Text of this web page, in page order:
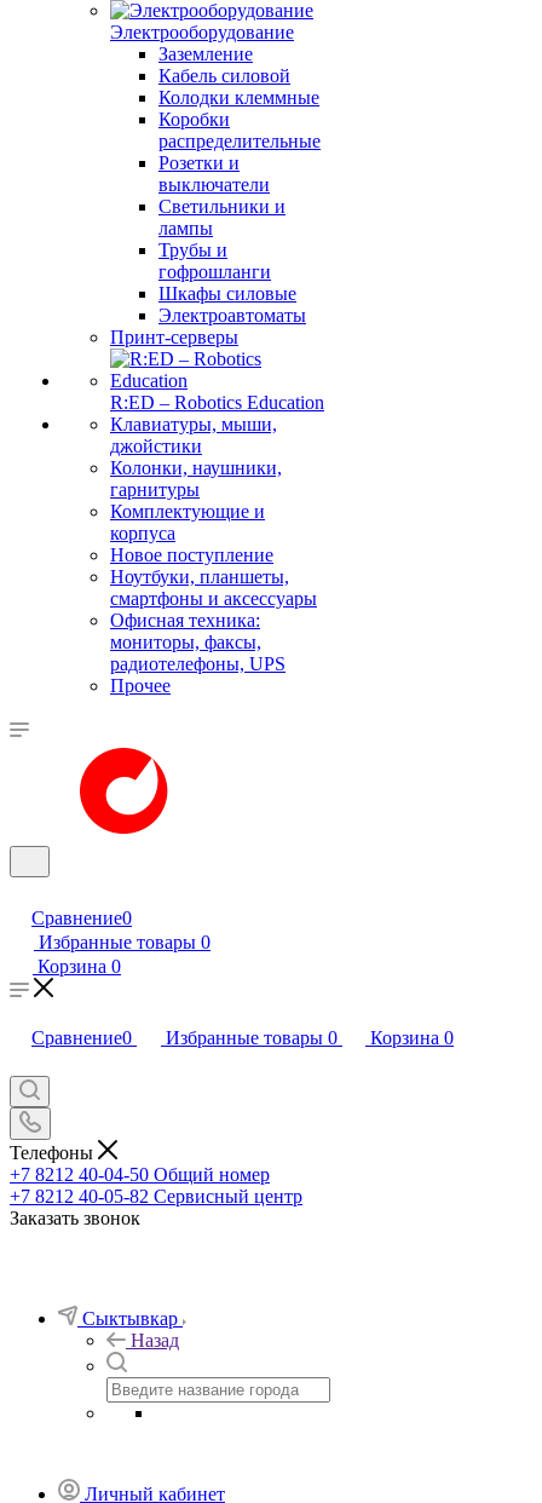
Электрооборудование
Заземление
Кабель силовой
Колодки клеммные
Коробки
распределительные
Розетки и
выключатели
Светильники и
лампы
Трубы и
гофрошланги
Шкафы силовые
Электроавтоматы
Принт-серверы
R:ED – Robotics Education
Клавиатуры, мыши,
джойстики
Колонки, наушники,
гарнитуры
Комплектующие и
корпуса
Новое поступление
Ноутбуки, планшеты,
смартфоны и аксессуары
Офисная техника:
мониторы, факсы,
радиотелефоны, UPS
Прочее
Сравнение0
Избранные товары 0
Корзина 0
Сравнение0 Избранные товары 0 Корзина 0
Телефоны
+7 8212 40-04-50 Общий номер
+7 8212 40-05-82 Сервисный центр
Заказать звонок
Сыктывкар
Назад
Личный кабинет